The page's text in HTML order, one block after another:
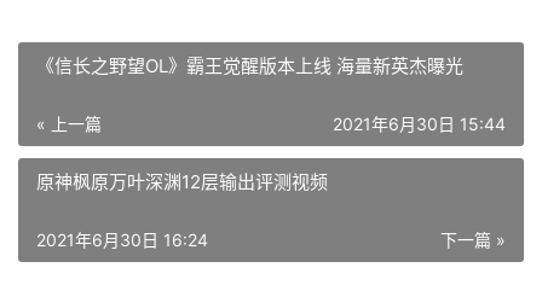
《信长之野望OL》霸王觉醒版本上线 海量新英杰曝光
« 上一篇 2021年6月30日 15:44
原神枫原万叶深渊12层输出评测视频
下一篇 »
2021年6月30日 16:24